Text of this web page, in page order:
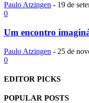
Paulo Atzingen - 19 de
0
Um encontro
Paulo Atzingen - 25 de
0
EDITOR PICKS
POPULAR POSTS